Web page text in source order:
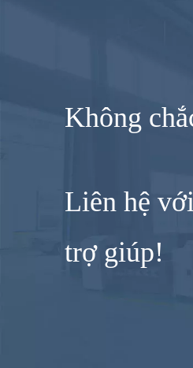
Không
Liên hệ
trợ giúp!